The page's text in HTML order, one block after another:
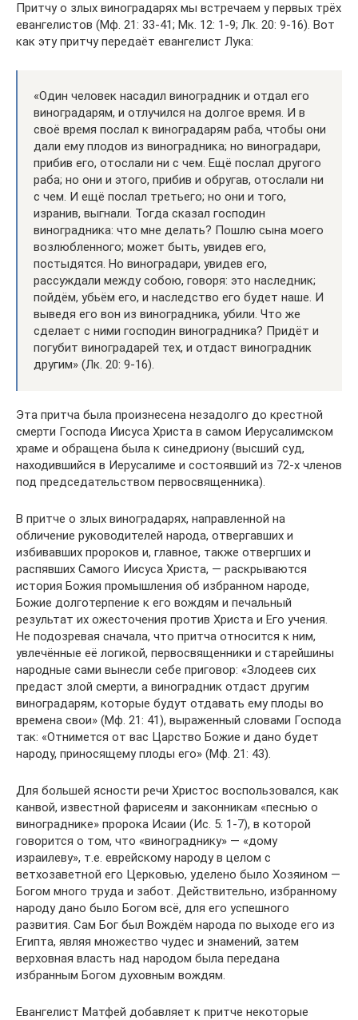
Притчу о злых виноградарях мы встречаем у первых трёх
евангелистов (Мф. 21: 33-41; Мк. 12: 1-9; Лк. 20: 9-16). Вот
как эту притчу передаёт евангелист Лука:
«Один человек насадил виноградник и отдал его
виноградарям, и отлучился на долгое время. И в
своё время послал к виноградарям раба, чтобы они
дали ему плодов из виноградника; но виноградари,
прибив его, отослали ни с чем. Ещё послал другого
раба; но они и этого, прибив и обругав, отослали ни
с чем. И ещё послал третьего; но они и того,
изранив, выгнали. Тогда сказал господин
виноградника: что мне делать? Пошлю сына моего
возлюбленного; может быть, увидев его,
постыдятся. Но виноградари, увидев его,
рассуждали между собою, говоря: это наследник;
пойдём, убьём его, и наследство его будет наше. И
выведя его вон из виноградника, убили. Что же
сделает с ними господин виноградника? Придёт и
погубит виноградарей тех, и отдаст виноградник
другим» (Лк. 20: 9-16).
Эта притча была произнесена незадолго до крестной
смерти Господа Иисуса Христа в самом Иерусалимском
храме и обращена была к синедриону (высший суд,
находившийся в Иерусалиме и состоявший из 72-х членов
под председательством первосвященника).
В притче о злых виноградарях, направленной на
обличение руководителей народа, отвергавших и
избивавших пророков и, главное, также отвергших и
распявших Самого Иисуса Христа, — раскрываются
история Божия промышления об избранном народе,
Божие долготерпение к его вождям и печальный
результат их ожесточения против Христа и Его учения.
Не подозревая сначала, что притча относится к ним,
увлечённые её логикой, первосвященники и старейшины
народные сами вынесли себе приговор: «Злодеев сих
предаст злой смерти, а виноградник отдаст другим
виноградарям, которые будут отдавать ему плоды во
времена свои» (Мф. 21: 41), выраженный словами Господа
так: «Отнимется от вас Царство Божие и дано будет
народу, приносящему плоды его» (Мф. 21: 43).
Для большей ясности речи Христос воспользовался, как
канвой, известной фарисеям и законникам «песнью о
винограднике» пророка Исаии (Ис. 5: 1-7), в которой
говорится о том, что «винограднику» — «дому
израилеву», т.е. еврейскому народу в целом с
ветхозаветной его Церковью, уделено было Хозяином —
Богом много труда и забот. Действительно, избранному
народу дано было Богом всё, для его успешного
развития. Сам Бог был Вождём народа по выходе его из
Египта, являя множество чудес и знамений, затем
верховная власть над народом была передана
избранным Богом духовным вождям.
Евангелист Матфей добавляет к притче некоторые